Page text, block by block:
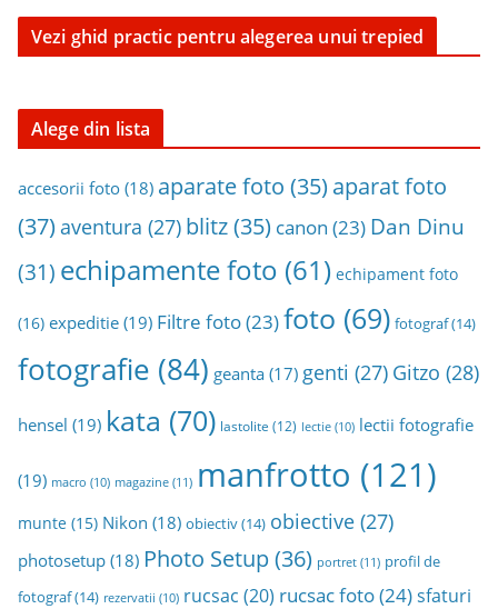
u
a
r
i
v
Vezi ghid practic pentru alegerea unui trepied
Alege din lista
accesorii foto (18) aparate foto (35) aparat foto
(37) aventura (27) blitz(35) canon (23) Dan Dinu
(31) echipamente foto (61) echipament foto
(16) expeditie (19) Filtre foto(23)foto (69) fotograf(14)
fotografie (84) geanta (17) genti (27) Gitzo (28)
hensel (19) kata (70) lastolite (12) lectie (10) lectii fotografie
(19) macro (10) magazine (11) manfrotto (121)
munte (15) Nikon (18) obiectiv(14) obiective (27)
photosetup (18) Photo Setup(36) portret (11) profil de
fotograf(14) rezervatii (10) rucsac (20) rucsac foto(24)sfaturi